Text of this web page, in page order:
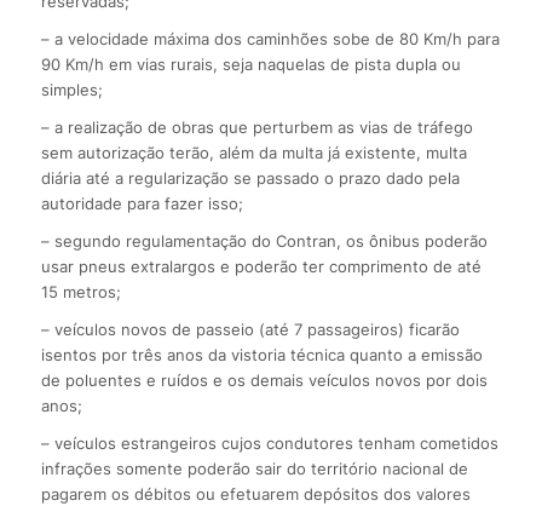
– a velocidade máxima dos caminhões sobe de 80 Km/h para
90 Km/h em vias rurais, seja naquelas de pista dupla ou
simples;
– a realização de obras que perturbem as vias de tráfego
sem autorização terão, além da multa já existente, multa
diária até a regularização se passado o prazo dado pela
autoridade para fazer isso;
– segundo regulamentação do Contran, os ônibus poderão
usar pneus extralargos e poderão ter comprimento de até
15 metros;
– veículos novos de passeio (até 7 passageiros) ficarão
isentos por três anos da vistoria técnica quanto a emissão
de poluentes e ruídos e os demais veículos novos por dois
anos;
– veículos estrangeiros cujos condutores tenham cometidos
infrações somente poderão sair do território nacional de
pagarem os débitos ou efetuarem depósitos dos valores